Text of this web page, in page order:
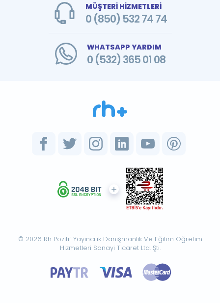
MÜŞTERİ HİZMETLERİ
0 (850) 532 74 74
WHATSAPP YARDIM
0 (532) 365 01 08
© 2026 Rh Pozitif Yayıncılık Danışmanlık Ve Eğitim Öğretim
Hizmetleri Sanayi Ticaret Ltd. Şti.